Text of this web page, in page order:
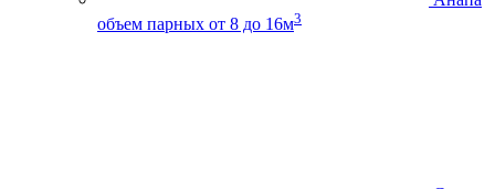
объем парных от 8 до 16м3